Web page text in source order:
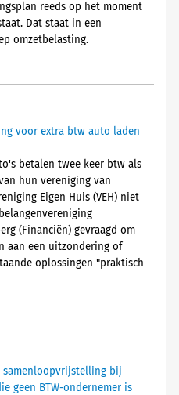
reeds op het moment
Dat staat in een
omzetbelasting.
voor extra btw auto laden
betalen twee keer btw als
hun vereniging van
Eigen Huis (VEH) niet
(Financiën) gevraagd om
aan een uitzondering of
oplossingen "praktisch
samenloopvrijstelling bij
geen BTW-ondernemer is